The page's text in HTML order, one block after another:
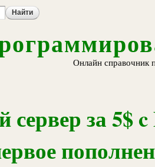
Онлайн справочник
за 5$